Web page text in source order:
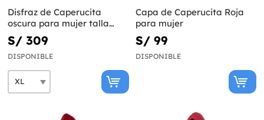
Disfraz de Caperucita
oscura para mujer talla
grande
S/ 309
DISPONIBLE
Capa de Caperucita Roja
para mujer
S/ 99
DISPONIBLE